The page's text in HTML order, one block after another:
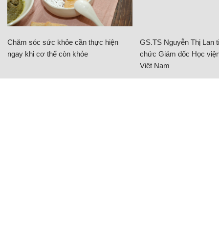
Chăm sóc sức khỏe cần thực hiện
ngay khi cơ thể còn khỏe
GS.TS Nguyễn Thị Lan
chức Giám đốc Học
Việt Nam